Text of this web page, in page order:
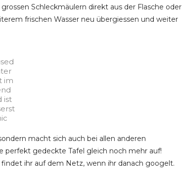
Schleckmäulern direkt aus der Flasche oder
frischen Wasser neu übergiessen und weiter
im
ist
macht sich auch bei allen anderen
perfekt gedeckte Tafel gleich noch mehr auf!
ihr auf dem Netz, wenn ihr danach googelt.